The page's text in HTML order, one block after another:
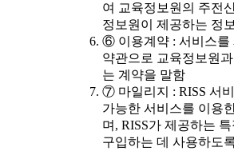
여 교육정보원의 주전
정보원이 제공하는 정
⑥ 이용계약 : 서비스를
약관으로 교육정보원
는 계약을 말함
⑦ 마일리지 : RISS 서
가능한 서비스를 이용
며, RISS가 제공하는
구입하는 데 사용하도